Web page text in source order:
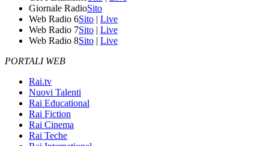
Giornale RadioSito
Web Radio 6Sito | Live
Web Radio 7Sito | Live
Web Radio 8Sito | Live
PORTALI WEB
Rai.tv
Nuovi Talenti
Rai Educational
Rai Fiction
Rai Cinema
Rai Teche